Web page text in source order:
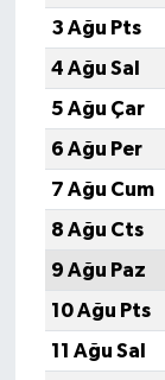
3 Ağu Pts
4 Ağu Sal
5 Ağu Çar
6 Ağu Per
7 Ağu Cum
8 Ağu Cts
9 Ağu Paz
10 Ağu Pts
11 Ağu Sal